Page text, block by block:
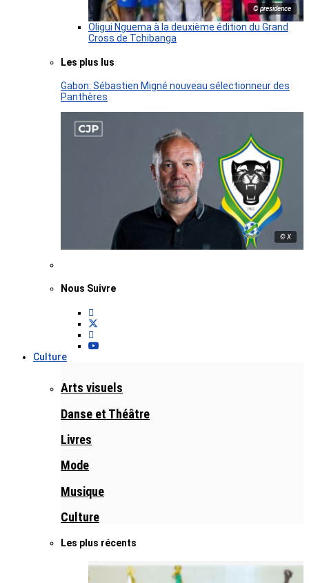
© presidence
Oligui Nguema à la deuxième édition du Grand
Cross de Tchibanga
Les plus lus
Gabon: Sébastien Migné nouveau sélectionneur des
Panthères
© X
Nous Suivre
Culture
Arts visuels
Danse et Théâtre
Livres
Mode
Musique
Culture
Les plus récents